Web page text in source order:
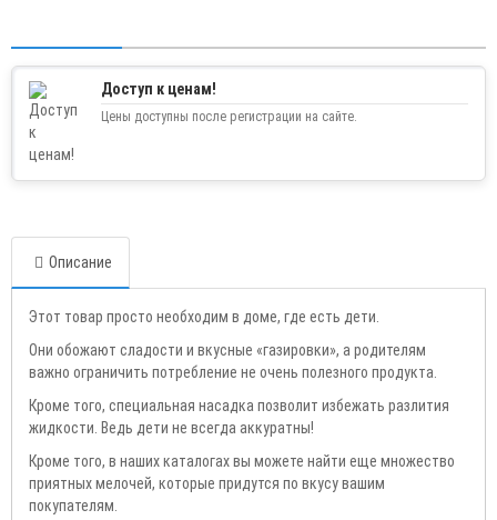
Доступ к ценам!
Цены доступны после регистрации на сайте.
Описание
Этот товар просто необходим в доме, где есть дети.
Они обожают сладости и вкусные «газировки», а родителям
важно ограничить потребление не очень полезного продукта.
Кроме того, специальная насадка позволит избежать разлития
жидкости. Ведь дети не всегда аккуратны!
Кроме того, в наших каталогах вы можете найти еще множество
приятных мелочей, которые придутся по вкусу вашим
покупателям.